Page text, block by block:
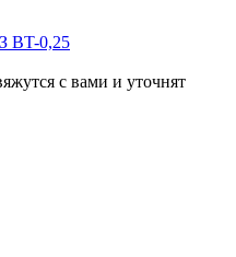
0,25
с вами и уточнят